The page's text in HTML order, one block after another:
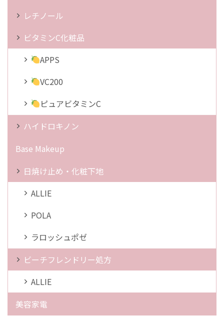
レチノール
ビタミンC化粧品
APPS
VC200
ピュアビタミンC
ハイドロキノン
Base Makeup
日焼け止め・化粧下地
ALLIE
POLA
ラロッシュポゼ
ビーチフレンドリー処方
ALLIE
美容家電